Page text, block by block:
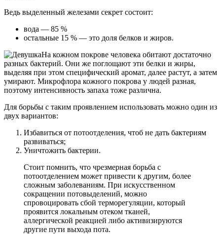
Ведь выделенный железами секрет состоит:
вода — 85 %
остальные 15 % — это доля белков и жиров.
На кожном покрове человека обитают достаточно
разных бактерий. Они же поглощают эти белки и жиры,
выделяя при этом специфический аромат, далее растут, а затем
умирают. Микрофлора кожного покрова у людей разная,
поэтому интенсивность запаха тоже различна.
Для борьбы с таким проявлением использовать можно один из
двух вариантов:
Избавиться от потоотделения, чтоб не дать бактериям
развиваться;
Уничтожить бактерии.
Стоит помнить, что чрезмерная борьба с
потоотделением может привести к другим, более
сложным заболеваниям. При искусственном
сокращении потовыделений, можно
спровоцировать сбой терморегуляции, который
проявится локальным отеком тканей,
аллергической реакцией либо активизируются
другие пути выхода пота.